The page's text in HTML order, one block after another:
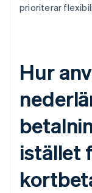
prioriterar
Hur
istället